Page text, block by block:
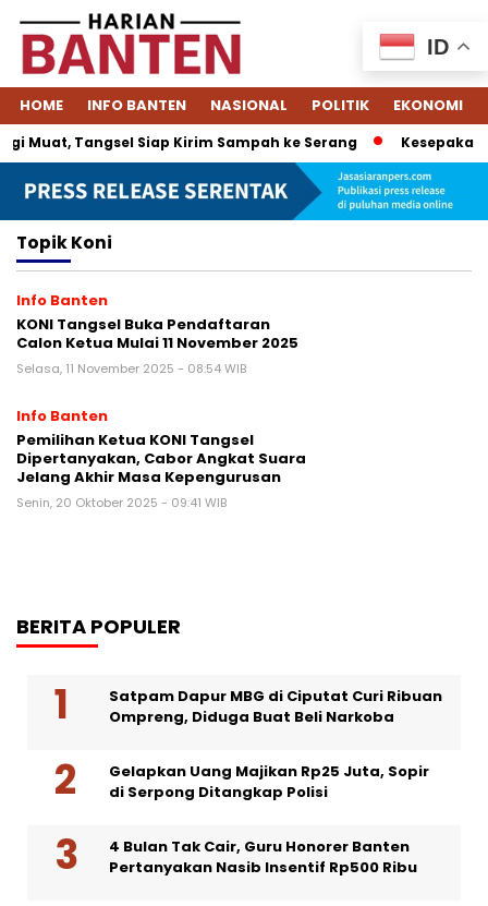
HOME INFO BANTEN NASIONAL POLITIK EKONOMI
Muat, Tangsel Siap Kirim Sampah ke Serang
TopikKoni
Info Banten
KONI Tangsel Buka Pendaftaran
Calon Ketua Mulai 11 November 2025
Selasa, 11 November 2025 - 08:54 WIB
Info Banten
Pemilihan Ketua KONI Tangsel
Dipertanyakan, Cabor Angkat Suara
Jelang Akhir Masa Kepengurusan
Senin, 20 Oktober 2025 - 09:41 WIB
BERITA POPULER
Satpam Dapur MBG di Ciputat Curi Ribuan
Ompreng, Diduga Buat Beli Narkoba
Gelapkan Uang Majikan Rp25 Juta, Sopir
di Serpong Ditangkap Polisi
4 Bulan Tak Cair, Guru Honorer Banten
Pertanyakan Nasib Insentif Rp500 Ribu
ID